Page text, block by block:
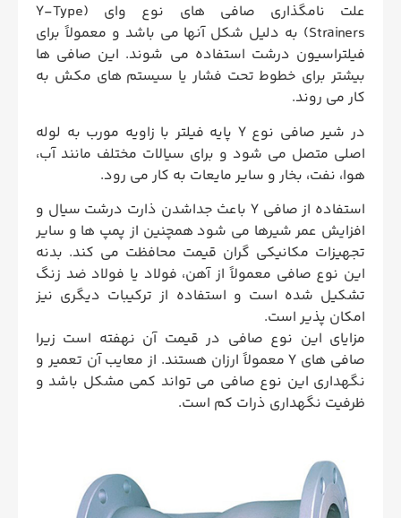
علت نامگذاری صافی های نوع وای (Y-Type
Strainers) به دلیل شکل آنها می باشد و معمولاً برای
فیلتراسیون درشت استفاده می شوند. این صافی ها
بیشتر برای خطوط تحت فشار یا سیستم های مکش به
کار می روند.
در شیر صافی نوع Y پایه فیلتر با زاویه مورب به لوله
اصلی متصل می شود و برای سیالات مختلف مانند آب،
هوا، نفت، بخار و سایر مایعات به کار می رود.
استفاده از صافی Y باعث جداشدن ذارت درشت سیال و
افزایش عمر شیرها می شود همچنین از پمپ ها و سایر
تجهیزات مکانیکی گران قیمت محافظت می کند. بدنه
این نوع صافی معمولاً از آهن، فولاد یا فولاد ضد زنگ
تشکیل شده است و استفاده از ترکیبات دیگری نیز
امکان پذیر است.
مزایای این نوع صافی در قیمت آن نهفته است زیرا
صافی های Y معمولاً ارزان هستند. از معایب آن تعمیر و
نگهداری این نوع صافی می تواند کمی مشکل باشد و
ظرفیت نگهداری ذرات کم است.